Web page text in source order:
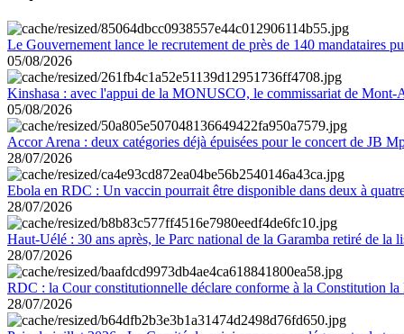
Le Gouvernement lance le recrutement de près de 140 mandataires
05/08/2026
Kinshasa : avec l'appui de la MONUSCO, le commissariat de Mont-
05/08/2026
Accor Arena : deux catégories déjà épuisées pour le concert de JB
28/07/2026
Ebola en RDC : Un vaccin pourrait être disponible dans deux à
28/07/2026
Haut-Uélé : 30 ans après, le Parc national de la Garamba retiré de la
28/07/2026
RDC : la Cour constitutionnelle déclare conforme à la Constitution la
28/07/2026